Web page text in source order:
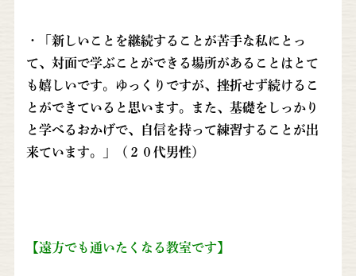
・「新しいことを継続することが苦手な私にとっ
て、対面で学ぶことができる場所があることはとて
も嬉しいです。ゆっくりですが、挫折せず続けるこ
とができていると思います。また、基礎をしっかり
と学べるおかげで、自信を持って練習することが出
来ています。」（２０代男性）
【遠方でも通いたくなる教室です】